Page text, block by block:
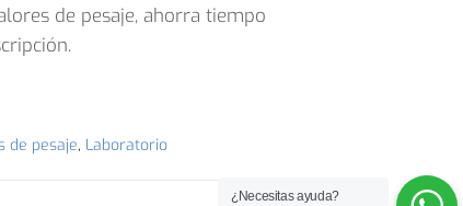
de pesaje, ahorra tiempo
de pesaje, Laboratorio
¿Necesitas ayuda?